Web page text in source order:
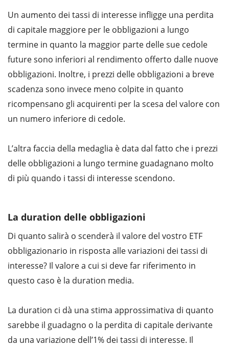
Un aumento dei tassi di interesse infligge una perdita
di capitale maggiore per le obbligazioni a lungo
termine in quanto la maggior parte delle sue cedole
future sono inferiori al rendimento offerto dalle nuove
obbligazioni. Inoltre, i prezzi delle obbligazioni a breve
scadenza sono invece meno colpite in quanto
ricompensano gli acquirenti per la scesa del valore con
un numero inferiore di cedole.
L’altra faccia della medaglia è data dal fatto che i prezzi
delle obbligazioni a lungo termine guadagnano molto
di più quando i tassi di interesse scendono.
La duration delle obbligazioni
Di quanto salirà o scenderà il valore del vostro ETF
obbligazionario in risposta alle variazioni dei tassi di
interesse? Il valore a cui si deve far riferimento in
questo caso è la duration media.
La duration ci dà una stima approssimativa di quanto
sarebbe il guadagno o la perdita di capitale derivante
da una variazione dell’1% dei tassi di interesse. Il